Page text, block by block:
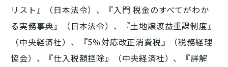
リスト』（日本法令）、『入門 税金のすべてがわか
る実務事典』（日本法令）、『土地譲渡益重課制度』
（中央経済社）、『5％対応改正消費税』（税務経理
協会）、『仕入税額控除』（中央経済社）、『詳解